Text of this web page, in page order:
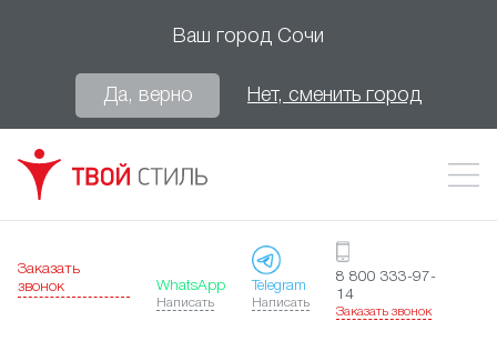
Ваш город Сочи
Да, верно Нет, сменить город
Заказать
звонок
WhatsApp
Написать
Telegram
Написать
8 800 333-97-
14
Заказать звонок